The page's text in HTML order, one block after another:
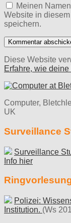
Meinen
Website in
speichern.
Diese Website
Erfahre, wie
Computer,
UK
Surveillance
Surveillance
Info hier
Polizei:
Institution. (Ws